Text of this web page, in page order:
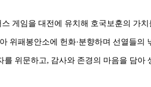
게임을 대전에 유치해 호국보훈의 가
위패봉안소에 헌화·분향하며 선열들의
위문하고, 감사와 존경의 마음을 담아